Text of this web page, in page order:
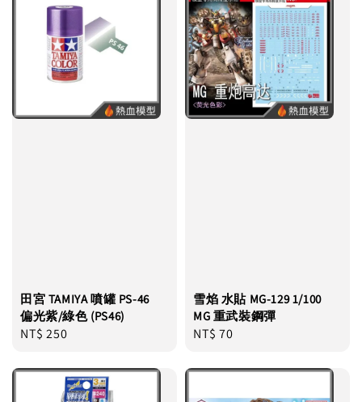
田宮 TAMIYA 噴罐 PS-46
偏光紫/綠色 (PS46)
Regular
NT$ 250
雪焰 水貼 MG-129 1/100
MG 重武裝鋼彈
Regular
NT$ 70